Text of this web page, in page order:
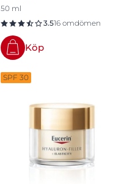
50 ml
3.516 omdömen
Köp
SPF 30